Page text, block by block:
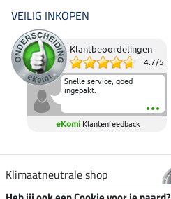
VEILIG INKOPEN
Klantbeoordelingen
4.7/5
Snelle service, goed
ingepakt.
eKomi Klantenfeedback
Klimaatneutrale shop